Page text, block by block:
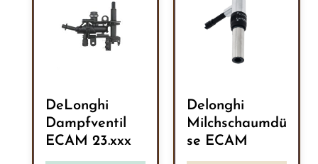
DeLonghi
Dampfventil
ECAM 23.xxx
Delonghi
Milchschaumdü
se ECAM